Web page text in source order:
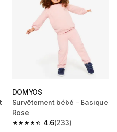
DOMYOS
Survêtement bébé - Basique
Rose
4.6
4.6 out of 5 stars from 233
(233)